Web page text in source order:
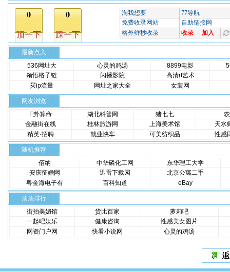
最新点入
536网址大
心灵的鸡汤 8899电影
领悟格子链
闪播影院
高清rt艺术
买ip流量
网址之家大全 女装网
网友浏览
E卦算命
湖北科普网 猪七七
金融街在线
桂林旅游网 上海美术馆
天水
精英·招聘
就业快车 可美纺织品 性感
随机推荐
佰纳
中华磷化工网
东华理工大学
安庆征婚网
迅雷下载园
北京公寓二手
粤金海电子有
百科知道 eBay
顶顶排行
街拍美媚馆
货比百家
萝莉吧
一起吧娱乐
健康咨询
性感美女图片
网资门户网
快看小说网 心灵的鸡汤